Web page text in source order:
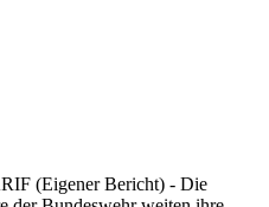
(Eigener Bericht) - Die